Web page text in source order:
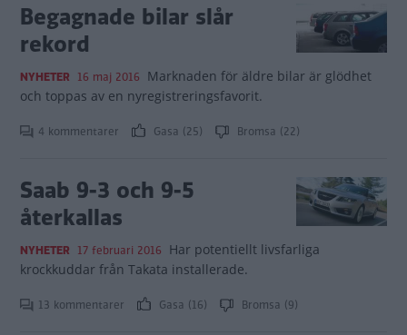
Begagnade bilar slår
rekord
NYHETER 16 maj 2016 Marknaden för äldre bilar är glödhet
och toppas av en nyregistreringsfavorit.
4 kommentarer Gasa (25) Bromsa (22)
Saab 9-3 och 9-5
återkallas
NYHETER 17 februari 2016 Har potentiellt livsfarliga
krockkuddar från Takata installerade.
13 kommentarer Gasa (16) Bromsa (9)